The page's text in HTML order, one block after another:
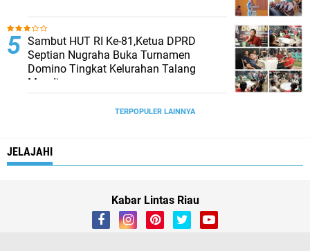
Sambut HUT RI Ke-81,Ketua DPRD
Septian Nugraha Buka Turnamen
Domino Tingkat Kelurahan Talang
Mandi
TERPOPULER LAINNYA
JELAJAHI
Kabar Lintas Riau